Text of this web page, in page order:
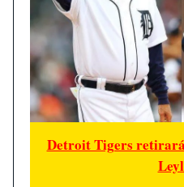
Detroit Tigers